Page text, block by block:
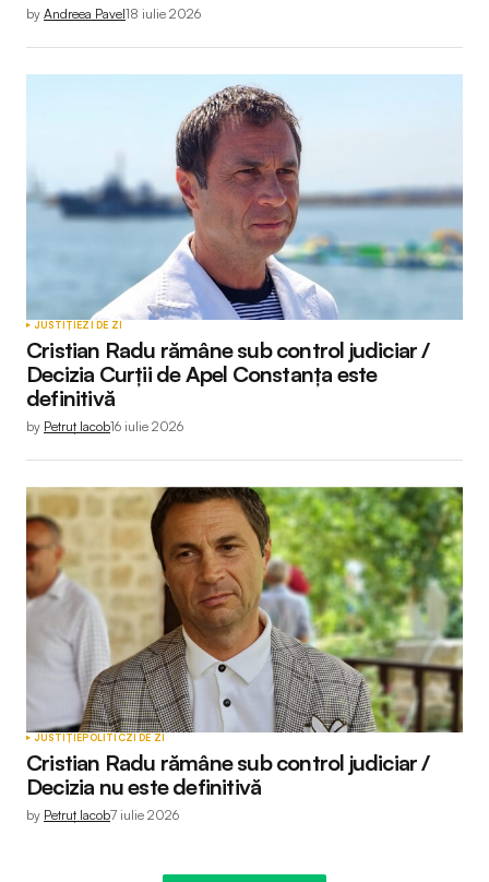
by Andreea Pavel18 iulie 2026
JUSTIȚIEZI DE ZI
Cristian Radu rămâne sub control judiciar /
Decizia Curții de Apel Constanța este
definitivă
by Petruț Iacob16 iulie 2026
JUSTIȚIEPOLITICZI DE ZI
Cristian Radu rămâne sub control judiciar /
Decizia nu este definitivă
by Petruț Iacob7 iulie 2026